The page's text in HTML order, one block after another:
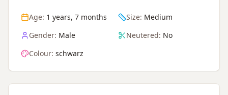
Age: 1 years, 7 months Size: Medium
Gender: Male Neutered: No
Colour: schwarz